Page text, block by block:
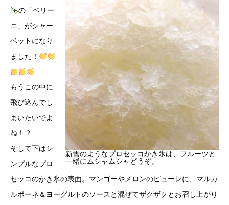
新雪のようなプロセッコかき氷は、フルーツと
一緒にムシャムシャどうぞ。
の「ベリー
ニ」がシャー
ベットになり
ました！
もうこの中に
飛び込んでし
まいたいでよ
ね！？
そして下はシ
ンプルなプロ
セッコのかき氷の表面。マンゴーやメロンのピューレに、マルカ
ルポーネ＆ヨーグルトのソースと混ぜてザクザクとお召し上がり